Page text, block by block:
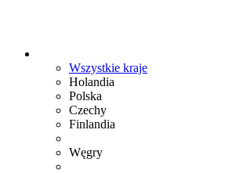
Wszystkie kraje
Holandia
Polska
Czechy
Finlandia
Węgry